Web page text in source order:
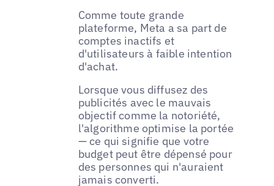
Comme toute grande
plateforme, Meta a sa part de
comptes inactifs et
d'utilisateurs à faible intention
d'achat.
Lorsque vous diffusez des
publicités avec le mauvais
objectif comme la notoriété,
l'algorithme optimise la portée
— ce qui signifie que votre
budget peut être dépensé pour
des personnes qui n'auraient
jamais converti.